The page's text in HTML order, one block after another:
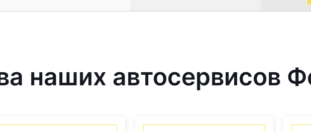
наших автосервисов